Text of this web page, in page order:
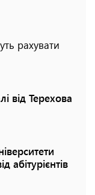
рахувати
від Терехова
абітурієнтів